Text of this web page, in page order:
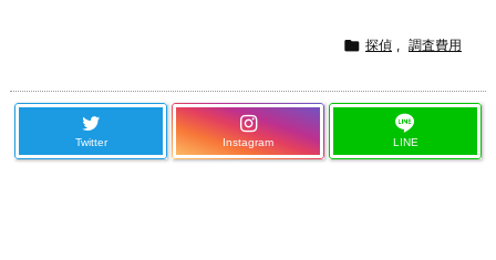
 探偵 , 調査費用
Twitter Instagram LINE